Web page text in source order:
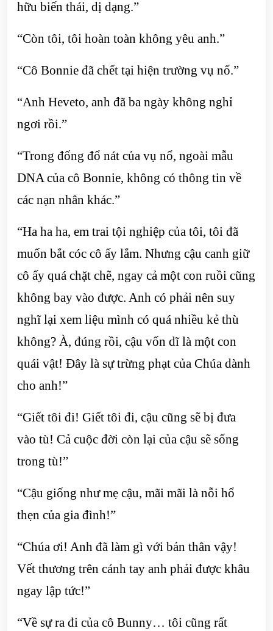
hữu biến thái, dị dạng.”
“Còn tôi, tôi hoàn toàn không yêu anh.”
“Cô Bonnie đã chết tại hiện trường vụ nổ.”
“Anh Heveto, anh đã ba ngày không nghỉ
ngơi rồi.”
“Trong đống đổ nát của vụ nổ, ngoài mẫu
DNA của cô Bonnie, không có thông tin về
các nạn nhân khác.”
“Ha ha ha, em trai tội nghiệp của tôi, tôi đã
muốn bắt cóc cô ấy lắm. Nhưng cậu canh giữ
cô ấy quá chặt chẽ, ngay cả một con ruồi cũng
không bay vào được. Anh có phải nên suy
nghĩ lại xem liệu mình có quá nhiều kẻ thù
không? À, đúng rồi, cậu vốn dĩ là một con
quái vật! Đây là sự trừng phạt của Chúa dành
cho anh!”
“Giết tôi đi! Giết tôi đi, cậu cũng sẽ bị đưa
vào tù! Cả cuộc đời còn lại của cậu sẽ sống
trong tù!”
“Cậu giống như mẹ cậu, mãi mãi là nỗi hổ
thẹn của gia đình!”
“Chúa ơi! Anh đã làm gì với bản thân vậy!
Vết thương trên cánh tay anh phải được khâu
ngay lập tức!”
“Về sự ra đi của cô Bunny… tôi cũng rất